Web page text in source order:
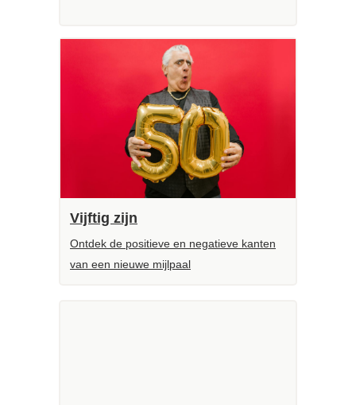
Vijftig zijn
Ontdek de positieve en negatieve kanten
van een nieuwe mijlpaal